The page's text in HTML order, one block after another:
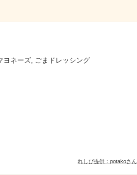
ヨネーズ, ごまドレッシング
れしぴ提供：potakoさん